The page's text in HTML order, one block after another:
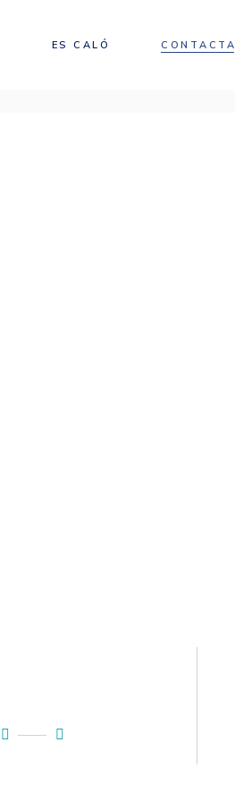
ES CALÓ CONTACTA